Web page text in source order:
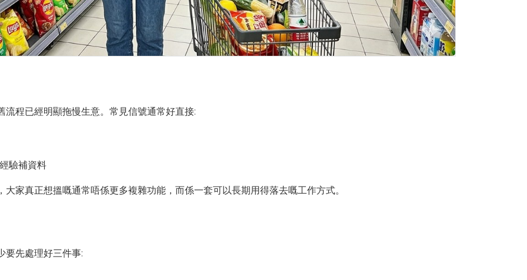
程已經明顯拖慢生意。常見信號通常好直接:
驗補資料
大家真正想搵嘅通常唔係更多複雜功能，而係一套可以長期用得落去嘅工作方式。
要先處理好三件事: